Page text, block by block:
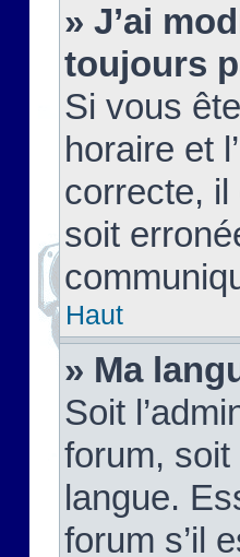
» J’ai
toujours
Si vous
horaire et
correcte, il
soit
Haut
» Ma
Soit
forum, soit
langue.
forum s’il